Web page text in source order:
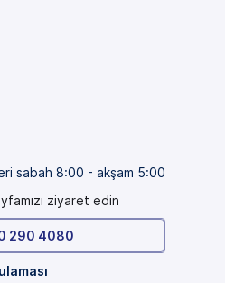
sabah 8:00 - akşam 5:00
ziyaret edin
290 4080